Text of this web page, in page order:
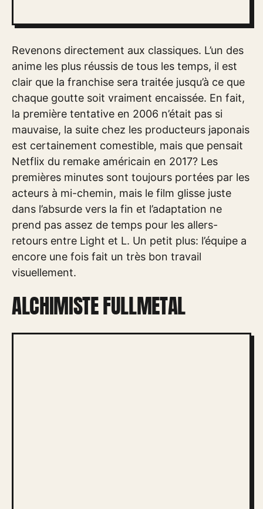
Revenons directement aux classiques. L’un des
anime les plus réussis de tous les temps, il est
clair que la franchise sera traitée jusqu’à ce que
chaque goutte soit vraiment encaissée. En fait,
la première tentative en 2006 n’était pas si
mauvaise, la suite chez les producteurs japonais
est certainement comestible, mais que pensait
Netflix du remake américain en 2017? Les
premières minutes sont toujours portées par les
acteurs à mi-chemin, mais le film glisse juste
dans l’absurde vers la fin et l’adaptation ne
prend pas assez de temps pour les allers-
retours entre Light et L. Un petit plus: l’équipe a
encore une fois fait un très bon travail
visuellement.
ALCHIMISTE FULLMETAL